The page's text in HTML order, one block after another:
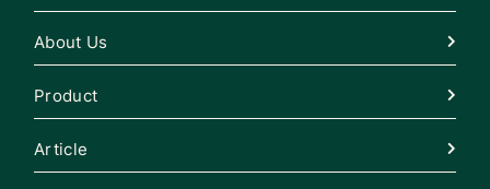
About Us
Product
Article